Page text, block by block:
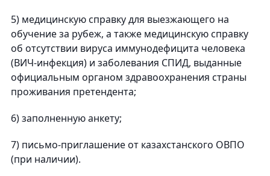
5) медицинскую справку для выезжающего на
обучение за рубеж, а также медицинскую справку
об отсутствии вируса иммунодефицита человека
(ВИЧ-инфекция) и заболевания СПИД, выданные
официальным органом здравоохранения страны
проживания претендента;
6) заполненную анкету;
7) письмо-приглашение от казахстанского ОВПО
(при наличии).